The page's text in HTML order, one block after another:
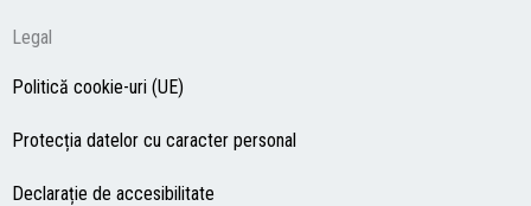
Legal
Politică cookie-uri (UE)
Protecția datelor cu caracter personal
Declarație de accesibilitate